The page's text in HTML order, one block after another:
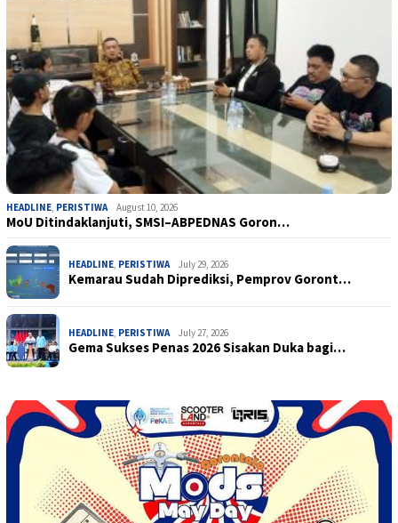
HEADLINE, PERISTIWA August 10, 2026
MoU Ditindaklanjuti, SMSI–ABPEDNAS Goron…
HEADLINE, PERISTIWA July 29, 2026
Kemarau Sudah Diprediksi, Pemprov Goront…
HEADLINE, PERISTIWA July 27, 2026
Gema Sukses Penas 2026 Sisakan Duka bagi…